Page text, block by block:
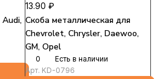
Audi,
13.90 ₽
Скоба металлическая для
Chevrolet, Chrysler, Daewoo,
GM, Opel
0
Есть в наличии
Арт. KD-0796